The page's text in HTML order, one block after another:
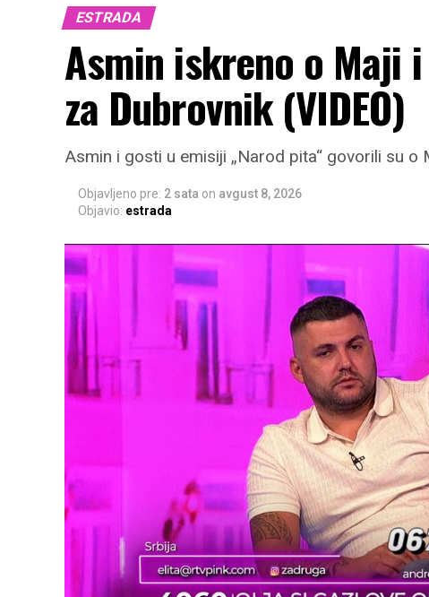
ESTRADA
Asmin iskreno o Maji
za Dubrovnik (VIDEO)
Asmin i gosti u emisiji „Narod pita“ govorili su o
Objavljeno pre: 2 sata on avgust 8, 2026
Objavio: estrada